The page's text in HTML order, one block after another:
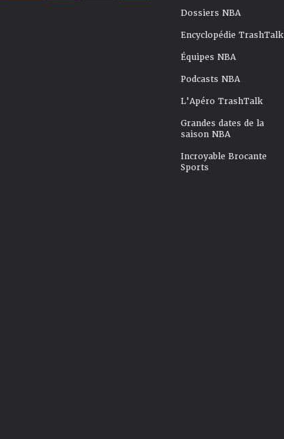
Dossiers NBA
Encyclopédie TrashTalk
Équipes NBA
Podcasts NBA
L'Apéro TrashTalk
Grandes dates de la
saison NBA
Incroyable Brocante
Sports